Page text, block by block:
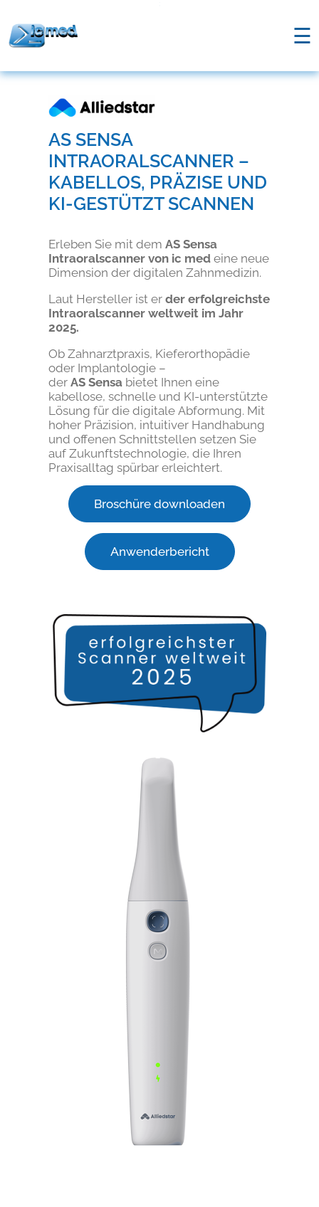
☰
AS SENSA
INTRAORALSCANNER –
KABELLOS, PRÄZISE UND
KI-GESTÜTZT SCANNEN
Erleben Sie mit dem AS Sensa
Intraoralscanner von ic med eine neue
Dimension der digitalen Zahnmedizin.
Laut Hersteller ist er der erfolgreichste
Intraoralscanner weltweit im Jahr
2025.
Ob Zahnarztpraxis, Kieferorthopädie
oder Implantologie –
der AS Sensa bietet Ihnen eine
kabellose, schnelle und KI-unterstützte
Lösung für die digitale Abformung. Mit
hoher Präzision, intuitiver Handhabung
und offenen Schnittstellen setzen Sie
auf Zukunftstechnologie, die Ihren
Praxisalltag spürbar erleichtert.
Broschüre downloaden
Anwenderbericht